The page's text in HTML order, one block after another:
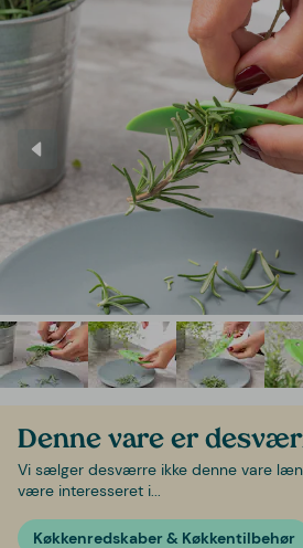
Denne vare er
Vi sælger desværre ikke denne vare
være interesseret i...
Køkkenredskaber & Køkkentilbehør